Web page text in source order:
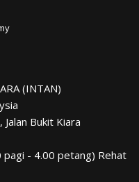
(INTAN)
Bukit Kiara
- 4.00 petang) Rehat